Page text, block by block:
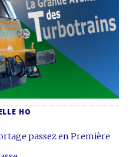
HO
passez en Première